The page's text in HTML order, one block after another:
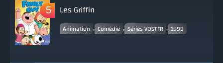
Les Griffin
Animation , Comédie , Séries VOSTFR , 1999